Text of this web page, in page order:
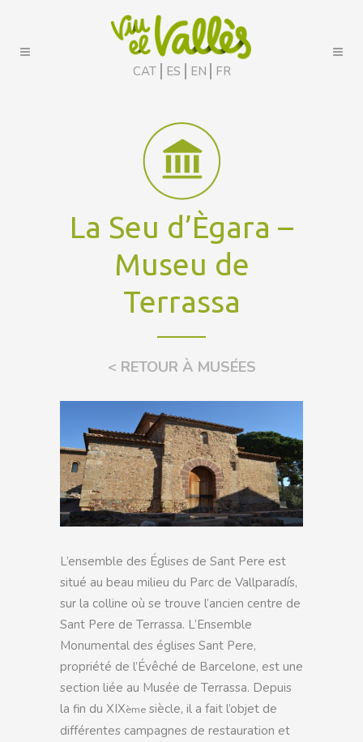
CAT ES EN FR
La Seu d’Ègara –
Museu de
Terrassa
< RETOUR À MUSÉES
L’ensemble des Églises de Sant Pere est
situé au beau milieu du Parc de Vallparadís,
sur la colline où se trouve l’ancien centre de
Sant Pere de Terrassa. L’Ensemble
Monumental des églises Sant Pere,
propriété de l’Évêché de Barcelone, est une
section liée au Musée de Terrassa. Depuis
la fin du XIXème siècle, il a fait l’objet de
différentes campagnes de restauration et